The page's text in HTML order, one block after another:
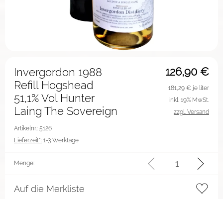
126,90 €
Invergordon 1988
Refill Hogshead
51,1% Vol Hunter
Laing The Sovereign
Artikelnr.: 5126
Lieferzeit*: 1-3 Werktage
181,29 € je liter
inkl. 19% MwSt.
zzgl. Versand
Menge:
Auf die Merkliste